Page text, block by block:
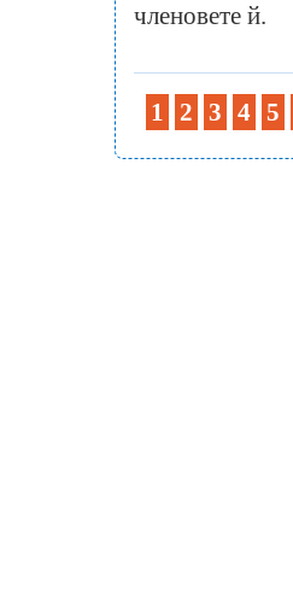
членовете й.
1 2 3 4 5